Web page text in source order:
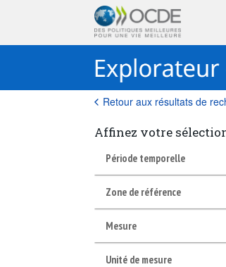
Retour aux résultats de
Affinez votre
Période temporelle
Zone de référence
Mesure
Unité de mesure